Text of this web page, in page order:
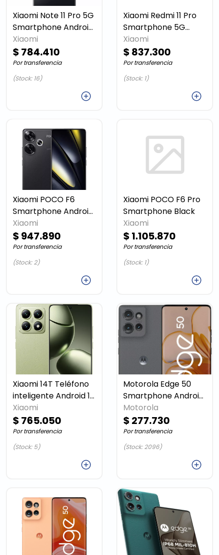
Xiaomi Note 11 Pro 5G
Smartphone Android
Graphite gray
Xiaomi
$ 784.410
Por transferencia
(Stock: 16)
Xiaomi Redmi 11 Pro
Smartphone 5G
Xiaomi
$ 837.300
Por transferencia
(Stock: 1)
Xiaomi POCO F6
Smartphone Android
Black
Xiaomi
$ 947.890
Por transferencia
(Stock: 2)
Xiaomi POCO F6 Pro
Smartphone Black
Xiaomi
$ 1.105.870
Por transferencia
(Stock: 1)
Xiaomi 14T Teléfono
inteligente Android 12
GB 512 GB
Xiaomi
$ 765.050
Por transferencia
(Stock: 5)
Motorola Edge 50
Smartphone Android
Gray Touch
Motorola
$ 277.730
Por transferencia
(Stock: 2096)